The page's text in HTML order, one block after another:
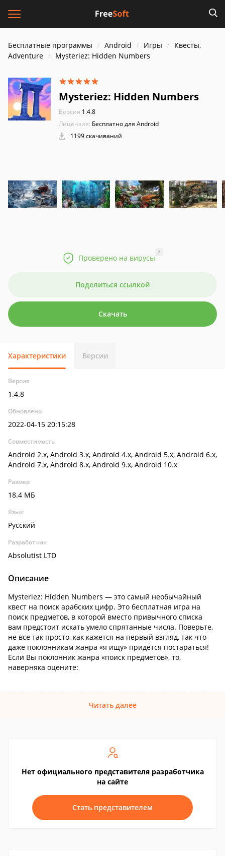
Бесплатные программы Android Игры
Квесты,
Adventure
Mysteriez: Hidden Numbers
Mysteriez: Hidden Numbers
Версия:1.4.8
Лицензия: Бесплатно для Android
1199 скачиваний
Проверено на вирусы
?
Поделиться ссылкой
Скачать
Характеристики Версии
Версия
1.4.8
Обновлено
2022-04-15 20:15:28
Совместимость
Android 2.x, Android 3.x, Android 4.x, Android 5.x, Android 6.x,
Android 7.x, Android 8.x, Android 9.x, Android 10.x
Размер
18.4 МБ
Язык
Русский
Разработчик
Absolutist LTD
Описание
Mysteriez: Hidden Numbers — это самый необычайный
квест на поиск арабских цифр. Это бесплатная игра на
поиск предметов, в которой вместо привычного списка
вам предстоит искать умело спрятанные числа. Поверьте,
не все так просто, как кажется на первый взгляд, так что
даже поклонникам жанра «я ищу» придётся постараться!
Если Вы поклонник жанра «поиск предметов», то,
наверняка оцените:
Читать далее
Нет официального представителя разработчика
на сайте
Стать представителем